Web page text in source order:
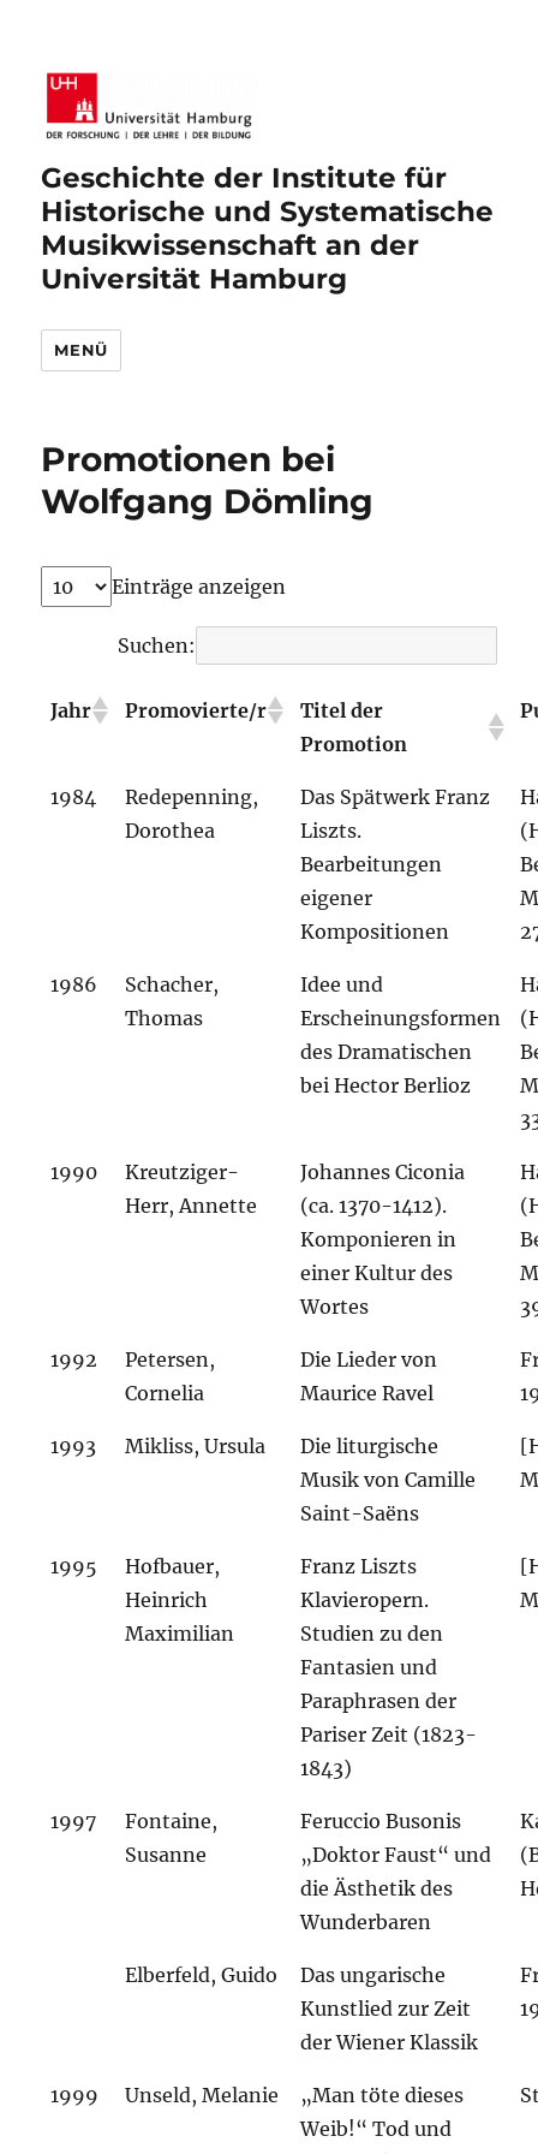
Geschichte der Institute für
Historische und Systematische
Musikwissenschaft an der
Universität Hamburg
MENÜ
Promotionen bei
Wolfgang Dömling
Einträge anzeigen
Suchen:
Jahr Promovierte/r
Titel der
Promotion
1984
Redepenning,
Dorothea
Das Spätwerk Franz
Liszts.
Bearbeitungen
eigener
Kompositionen
1986
Schacher,
Thomas
Idee und
Erscheinungsformen
des Dramatischen
bei Hector Berlioz
1990
Kreutziger-
Herr, Annette
Johannes Ciconia
(ca. 1370-1412).
Komponieren in
einer Kultur des
Wortes
1992
Petersen,
Cornelia
Die Lieder von
Maurice Ravel
1993 Mikliss, Ursula
Die liturgische
Musik von Camille
Saint-Saëns
1995
Hofbauer,
Heinrich
Maximilian
Franz Liszts
Klavieropern.
Studien zu den
Fantasien und
Paraphrasen der
Pariser Zeit (1823-
1843)
1997
Fontaine,
Susanne
Feruccio Busonis
„Doktor Faust“ und
die Ästhetik des
Wunderbaren
Elberfeld, Guido
Das ungarische
Kunstlied zur Zeit
der Wiener Klassik
1999 Unseld, Melanie
„Man töte dieses
Weib!“ Tod und